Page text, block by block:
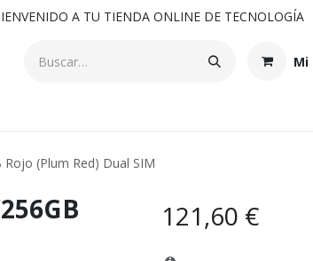
A TU TIENDA ONLINE DE TECNOLOGÍA
Mi
(Plum Red) Dual SIM
121,60 €